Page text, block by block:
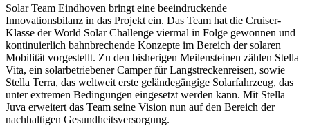
Solar Team Eindhoven bringt eine beeindruckende
Innovationsbilanz in das Projekt ein. Das Team hat die Cruiser-
Klasse der World Solar Challenge viermal in Folge gewonnen und
kontinuierlich bahnbrechende Konzepte im Bereich der solaren
Mobilität vorgestellt. Zu den bisherigen Meilensteinen zählen Stella
Vita, ein solarbetriebener Camper für Langstreckenreisen, sowie
Stella Terra, das weltweit erste geländegängige Solarfahrzeug, das
unter extremen Bedingungen eingesetzt werden kann. Mit Stella
Juva erweitert das Team seine Vision nun auf den Bereich der
nachhaltigen Gesundheitsversorgung.